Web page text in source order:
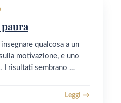
qualcosa a un
motivazione, e uno
I risultati sembrano …
Leggi →